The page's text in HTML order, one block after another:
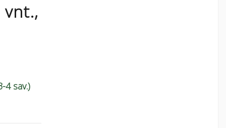
vnt.,
4 sav.)